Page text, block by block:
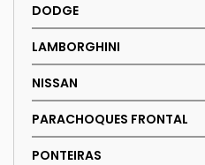
DODGE
LAMBORGHINI
NISSAN
PARACHOQUES FRONTAL
PONTEIRAS